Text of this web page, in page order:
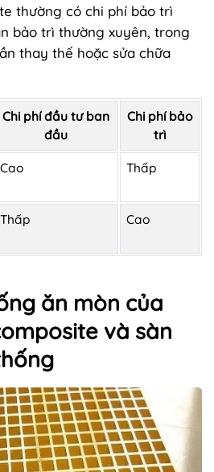
thường có chi phí bảo trì
bảo trì thường xuyên, trong
thay thế hoặc sửa chữa
Chi phí đầu tư ban
đầu
Chi phí bảo
trì
Cao Thấp
Thấp Cao
ăn mòn của
và sàn